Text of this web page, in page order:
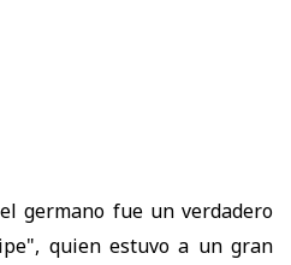
germano fue un verdadero
quien estuvo a un gran